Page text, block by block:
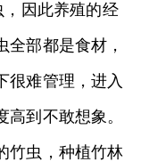
因此养殖的经
部都是食材，
很难管理，进入
到不敢想象。
竹虫，种植竹林